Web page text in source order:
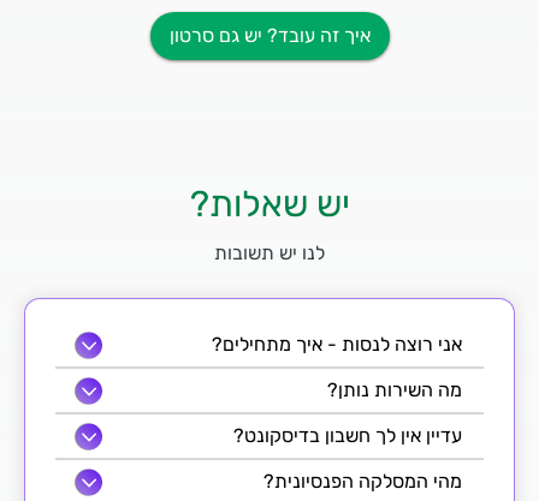
איך זה עובד? יש גם סרטון
יש שאלות?
לנו יש תשובות
אני רוצה לנסות - איך מתחילים?
מה השירות נותן?
עדיין אין לך חשבון בדיסקונט?
מהי המסלקה הפנסיונית?